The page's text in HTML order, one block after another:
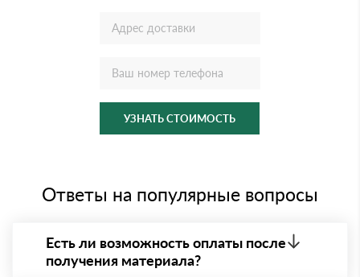
УЗНАТЬ СТОИМОСТЬ
Ответы на популярные вопросы
Есть ли возможность оплаты после
получения материала?